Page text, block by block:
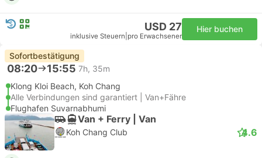
USD 27
inklusive Steuern pro Erwachsener
Hier buchen
Sofortbestätigung
08:20 15:55 7h, 35m
Klong Kloi Beach, Koh Chang
Alle Verbindungen sind garantiert | Van+Fähre
Flughafen Suvarnabhumi
Van + Ferry | Van
Koh Chang Club 4.6